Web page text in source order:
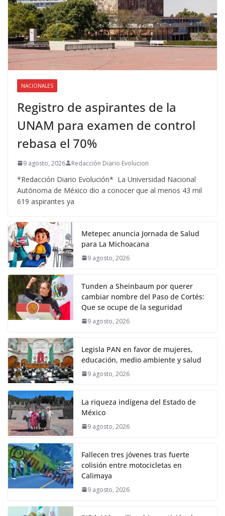
NACIONALES
Registro de aspirantes de la
UNAM para examen de control
rebasa el 70%
9 agosto, 2026 Redacción Diario Evolucion
*Redacción Diario Evolución* La Universidad Nacional
Autónoma de México dio a conocer que al menos 43 mil
619 aspirantes ya
Metepec anuncia Jornada de Salud
para La Michoacana
9 agosto, 2026
Tunden a Sheinbaum por querer
cambiar nombre del Paso de Cortés:
Que se ocupe de la seguridad
9 agosto, 2026
Legisla PAN en favor de mujeres,
educación, medio ambiente y salud
9 agosto, 2026
La riqueza indígena del Estado de
México
9 agosto, 2026
Fallecen tres jóvenes tras fuerte
colisión entre motocicletas en
Calimaya
9 agosto, 2026